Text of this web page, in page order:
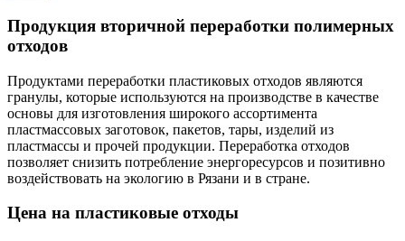
Продукция вторичной переработки полимерных
отходов
Продуктами переработки пластиковых отходов являются
гранулы, которые используются на производстве в качестве
основы для изготовления широкого ассортимента
пластмассовых заготовок, пакетов, тары, изделий из
пластмассы и прочей продукции. Переработка отходов
позволяет снизить потребление энергоресурсов и позитивно
воздействовать на экологию в Рязани и в стране.
Цена на пластиковые отходы